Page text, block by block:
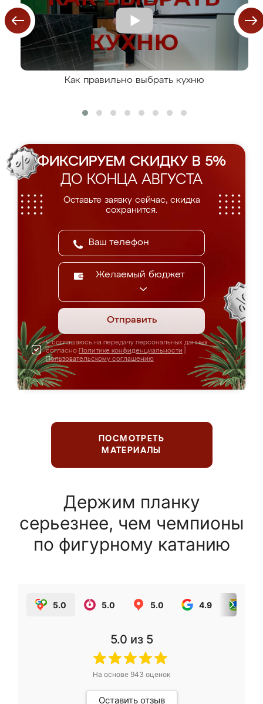
Как правильно выбрать кухню
ФИКСИРУЕМ СКИДКУ В 5%
ДО КОНЦА АВГУСТА
Оставьте заявку сейчас, скидка
сохранится.
Желаемый бюджет
Отправить
Я соглашаюсь на передачу персональных данных
согласно Политике конфиденциальности
Пользовательскому соглашению
ПОСМОТРЕТЬ
МАТЕРИАЛЫ
Держим планку
серьезнее, чем чемпионы
по фигурному катанию
5.0 5.0 5.0 4.9
5.0 из 5
На основе 943 оценок
Оставить отзыв